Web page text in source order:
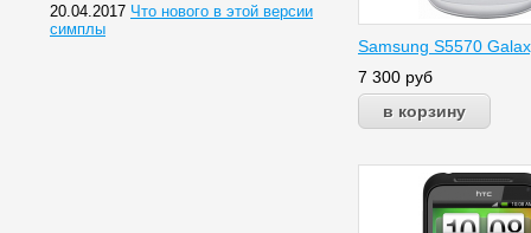
Samsung S5570
7 300 руб
20.04.2017 Что нового в этой версии
симплы